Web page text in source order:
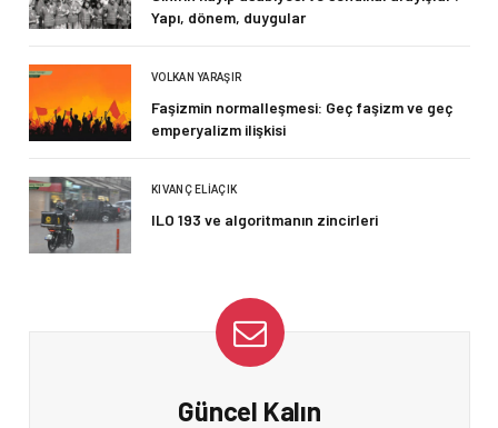
Yapı, dönem, duygular
VOLKAN YARAŞIR
Faşizmin normalleşmesi: Geç faşizm ve geç
emperyalizm ilişkisi
KIVANÇ ELIAÇIK
ILO 193 ve algoritmanın zincirleri
Güncel Kalın